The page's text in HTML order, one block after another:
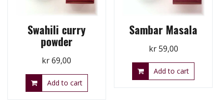
Swahili curry
powder
kr69,00
Add to cart
Sambar Masala
kr59,00
Add to cart